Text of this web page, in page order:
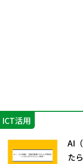
ICT活用
AI
た